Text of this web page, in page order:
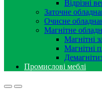
Відрізні
Заточне
Очисне
Магнітне
Магнітні
Магнітні
Промислові меблі